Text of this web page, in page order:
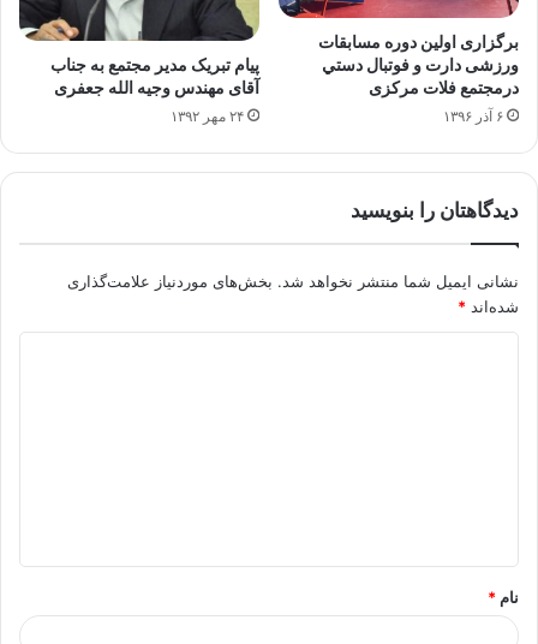
برگزاری اولين دوره مسابقات
ورزشی دارت و فوتبال دستي
درمجتمع فلات مرکزی
۶ آذر ۱۳۹۶
پیام تبریک مدیر مجتمع به جناب
آقای مهندس وجیه الله جعفری
۲۴ مهر ۱۳۹۲
دیدگاهتان را بنویسید
نشانی ایمیل شما منتشر نخواهد شد. بخش‌های موردنیاز علامت‌گذاری
شده‌اند *
*
نام *